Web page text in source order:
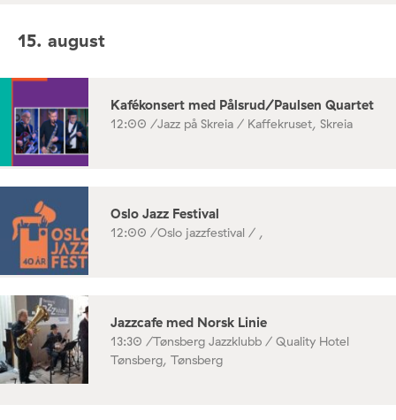
15. august
Kafékonsert med Pålsrud/Paulsen Quartet
12:00 /Jazz på Skreia / Kaffekruset, Skreia
Oslo Jazz Festival
12:00 /Oslo jazzfestival / ,
Jazzcafe med Norsk Linie
13:30 /Tønsberg Jazzklubb / Quality Hotel
Tønsberg, Tønsberg